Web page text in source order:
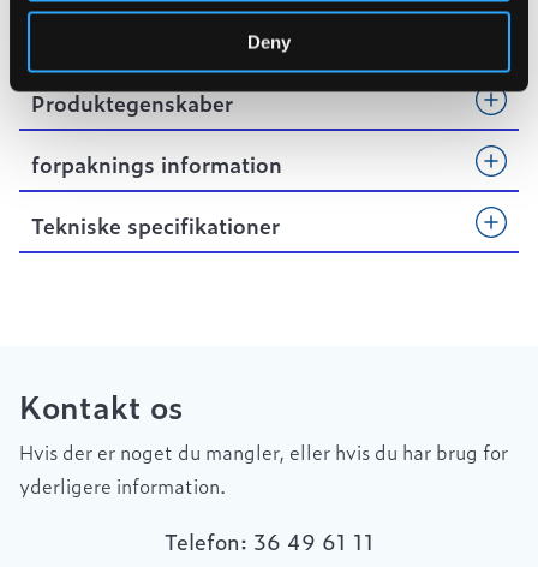
Deny
Produktegenskaber
forpaknings information
Tekniske specifikationer
Kontakt os
Hvis der er noget du mangler, eller hvis du har brug for
yderligere information.
Telefon: 36 49 61 11